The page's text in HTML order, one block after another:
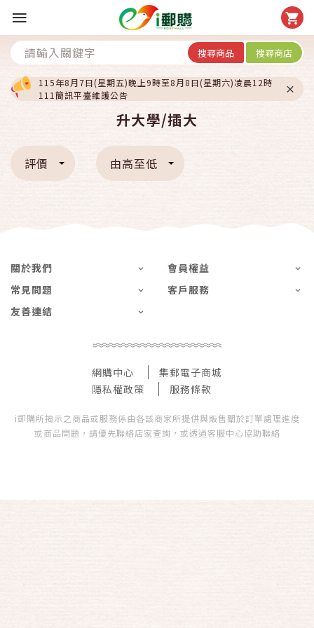
搜尋商品 搜尋商店
115年8月7日(星期五)晚上9時至8月8日(星期六)凌晨12時
111簡訊平臺維護公告
升大學/插大
評價 由高至低
關於我們
會員權益
常見問題
客戶服務
友善連結
網購中心
集郵電子商城
隱私權政策
服務條款
i郵購所揭示之商品或服務係由各該商家所提供與販售關於訂單處理進度
或商品問題，請優先聯絡店家查詢，或透過客服中心協助聯絡